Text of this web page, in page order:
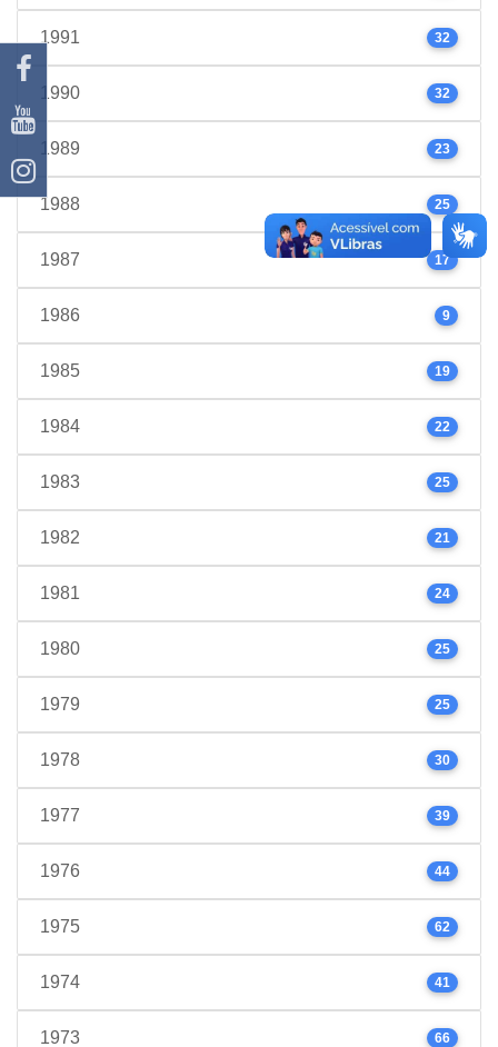
1991 32
1990 32
1989 23
1988 25
1987 17
1986 9
1985 19
1984 22
1983 25
1982 21
1981 24
1980 25
1979 25
1978 30
1977 39
1976 44
1975 62
1974 41
1973 66